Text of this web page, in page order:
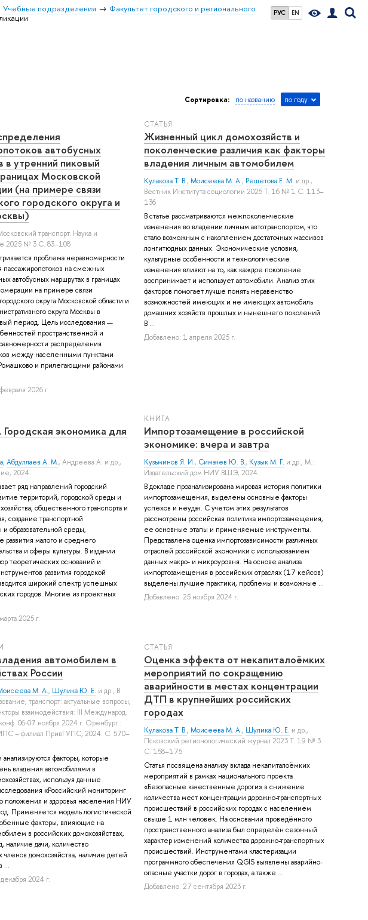
РУС EN
Учебные подразделения
Факультет городского и регионального
Сортировка: по названию по году
автобусных
в утренний пиковый
Московской
(на примере связи
городского округа и
транспорт. Наука и
2025 № 3 С. 83–108
проблема неравномерности
пассажиропотоков на смежных
автобусных маршрутах в границах
на примере связи
округа Московской области и
округа Москвы в
период. Цель исследования —
пространственной и
распределения
между населенными пунктами
и прилегающими районами
2026 г.
СТАТЬЯ
Жизненный цикл домохозяйств и
поколенческие различия как факторы
владения личным автомобилем
Кулакова Т. В.,Моисеева М. А., Решетова Е. М. и др.,
Вестник Института социологии 2025 Т. 16 № 1 С. 113–
136
В статье рассматриваются межпоколенческие
изменения во владении личным автотранспортом, что
стало возможным с накоплением достаточных массивов
лонгитюдных данных. Экономические условия,
культурные особенности и технологические
изменения влияют на то, как каждое поколение
воспринимает и использует автомобили. Анализ этих
факторов помогает лучше понять неравенство
возможностей имеющих и не имеющих автомобиль
домашних хозяйств прошлых и нынешнего поколений.
В ...
Добавлено: 1 апреля 2025 г.
Городская экономика для
, Абдуллаев А. М., Андреева А. и др.,
2024.
ряд направлений городский
территорий, городской среды и
общественного транспорта и
создание транспортной
и образовательной среды,
развития малого и среднего
и сферы культуры. В издании
теоретических оснований и
развития городской
широкий спектр успешных
городов. Многие из проектных
2025 г.
КНИГА
Импортозамещение в российской
экономике: вчера и завтра
Кузьминов Я. И., Симачев Ю. В., Кузык М. Г. и др., М.:
Издательский дом НИУ ВШЭ, 2024.
В докладе проанализирована мировая история политики
импортозамещения, выделены основные факторы
успехов и неудач. С учетом этих результатов
рассмотрены российская политика импортозамещения,
ее основные этапы и применяемые инструменты.
Представлена оценка импортозависимости различных
отраслей российской экономики с использованием
данных макро- и микроуровня. На основе анализа
импортозамещения в российских отраслях (17 кейсов)
выделены лучшие практики, проблемы и возможные ...
Добавлено: 25 ноября 2024 г.
автомобилем в
России
М. А., Шулика Ю. Е. и др., В
транспорт: актуальные вопросы,
взаимодействия: III Международ.
06-07 ноября 2024 г. Оренбург.:
– филиал ПривГУПС, 2024. С. 570–
анализируются факторы, которые
владения автомобилями в
используя данные
«Российский мониторинг
положения и здоровья населения НИУ
Применяется модель логистической
факторы, влияющие на
в российских домохозяйствах,
наличие дачи, количество
членов домохозяйства, наличие детей
...
2024 г.
СТАТЬЯ
Оценка эффекта от некапиталоёмких
мероприятий по сокращению
аварийности в местах концентрации
ДТП в крупнейших российских
городах
Кулакова Т. В.,Моисеева М. А., Шулика Ю. Е. и др.,
Псковский регионологический журнал 2023 Т. 19 № 3
С. 158–175
Статья посвящена анализу вклада некапиталоёмких
мероприятий в рамках национального проекта
«Безопасные качественные дороги» в снижение
количества мест концентрации дорожно-транспортных
происшествий в российских городах с населением
свыше 1 млн человек. На основании проведённого
пространственного анализа был определён сезонный
характер изменений количества дорожно-транспортных
происшествий. Инструментами кластеризации
программного обеспечения QGIS выявлены аварийно-
опасные участки дорог в городах, а также ...
Добавлено: 27 сентября 2023 г.